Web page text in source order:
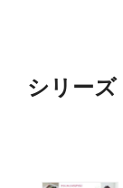
シリーズ